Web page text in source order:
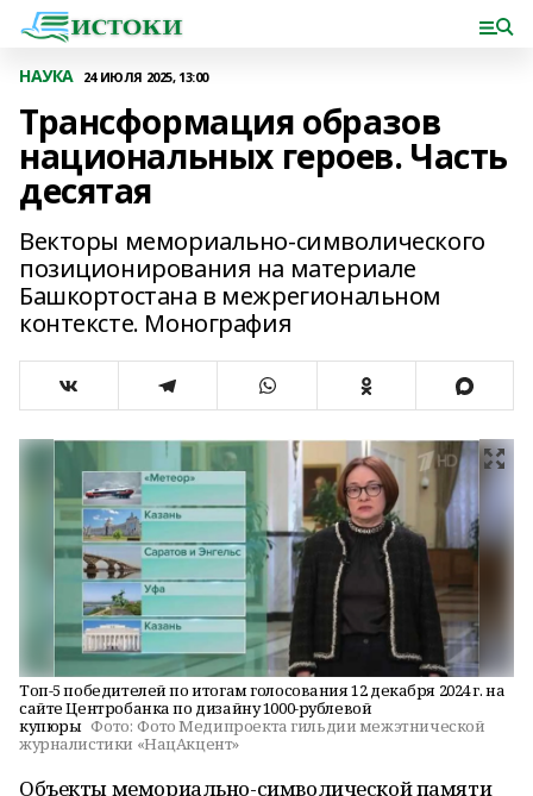
НАУКА 24 ИЮЛЯ 2025, 13:00
Трансформация образов
национальных героев. Часть
десятая
Векторы мемориально-символического
позиционирования на материале
Башкортостана в межрегиональном
контексте. Монография
Топ-5 победителей по итогам голосования 12 декабря 2024 г. на
сайте Центробанка по дизайну 1000-рублевой
купюры Фото: Фото Медипроекта гильдии межэтнической
журналистики «НацАкцент»
Объекты мемориально-символической памяти